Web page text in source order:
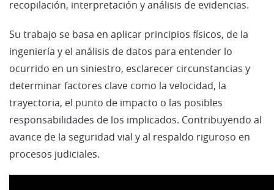
recopilación, interpretación y análisis de evidencias.
Su trabajo se basa en aplicar principios físicos, de la
ingeniería y el análisis de datos para entender lo
ocurrido en un siniestro, esclarecer circunstancias y
determinar factores clave como la velocidad, la
trayectoria, el punto de impacto o las posibles
responsabilidades de los implicados. Contribuyendo al
avance de la seguridad vial y al respaldo riguroso en
procesos judiciales.